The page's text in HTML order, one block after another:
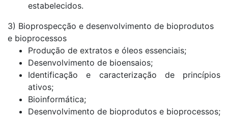
estabelecidos.
3) Bioprospecção e desenvolvimento de bioprodutos
e bioprocessos
Produção de extratos e óleos essenciais;
Desenvolvimento de bioensaios;
Identificação e caracterização de princípios
ativos;
Bioinformática;
Desenvolvimento de bioprodutos e bioprocessos;